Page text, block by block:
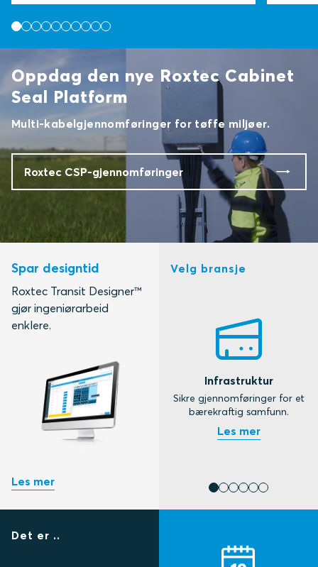
Oppdag den nye Roxtec Cabinet
Seal Platform
Multi-kabelgjennomføringer for tøffe miljøer.
Roxtec CSP-gjennomføringer
Spar designtid
Roxtec Transit Designer™
gjør ingeniørarbeid
enklere.
Velg bransje
Infrastruktur
Sikre gjennomføringer for et
bærekraftig samfunn.
Det er ..